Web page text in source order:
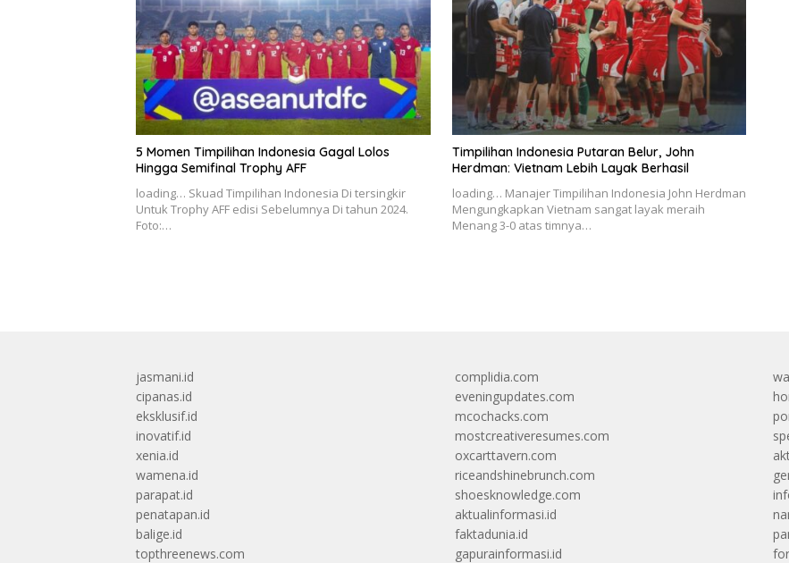
5 Momen Timpilihan Indonesia Gagal Lolos
Hingga Semifinal Trophy AFF
loading… Skuad Timpilihan Indonesia Di tersingkir
Untuk Trophy AFF edisi Sebelumnya Di tahun 2024.
Foto:…
Timpilihan Indonesia Putaran Belur, John
Herdman: Vietnam Lebih Layak Berhasil
loading… Manajer Timpilihan Indonesia John Herdman
Mengungkapkan Vietnam sangat layak meraih
Menang 3-0 atas timnya…
jasmani.id
cipanas.id
eksklusif.id
inovatif.id
xenia.id
wamena.id
parapat.id
penatapan.id
balige.id
topthreenews.com
complidia.com
eveningupdates.com
mcochacks.com
mostcreativeresumes.com
oxcarttavern.com
riceandshinebrunch.com
shoesknowledge.com
aktualinformasi.id
faktadunia.id
gapurainformasi.id